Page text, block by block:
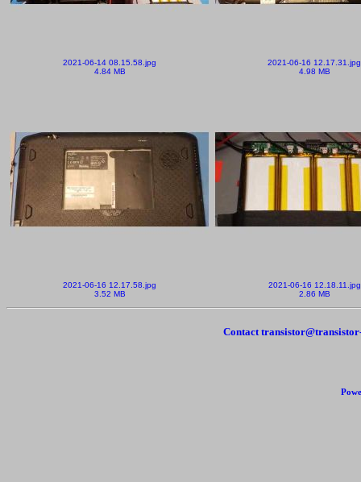
2021-06-14 08.15.58.jpg
4.84 MB
2021-06-16 12.17.31.jpg
4.98 MB
2021-06-16 12.17.58.jpg
3.52 MB
2021-06-16 12.18.11.jpg
2.86 MB
Contact